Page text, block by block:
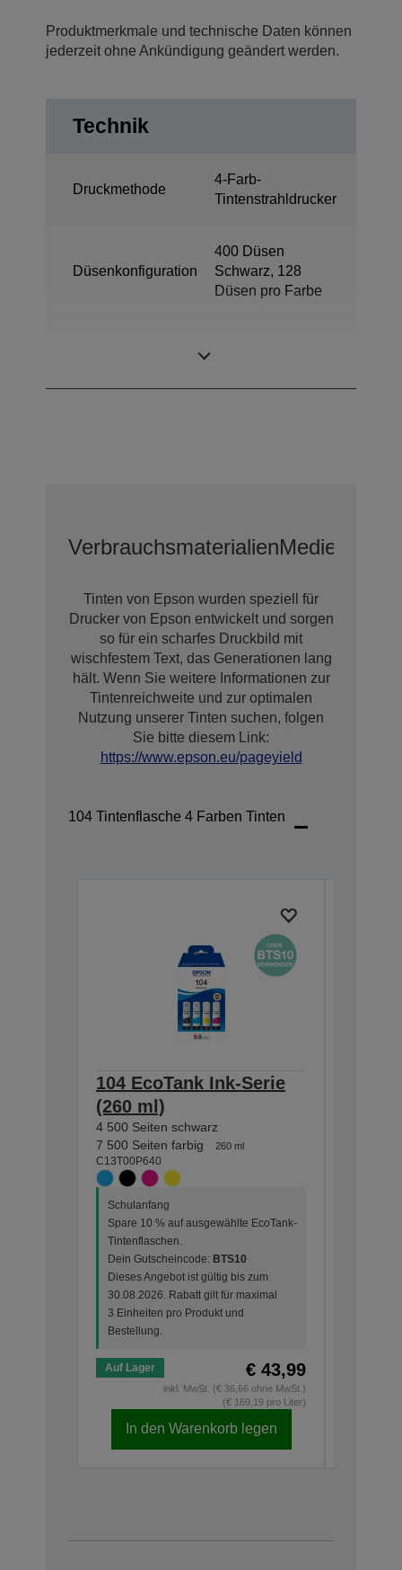
Produktmerkmale und technische Daten können
jederzeit ohne Ankündigung geändert werden.
Technik
Druckmethode
4-Farb-
Tintenstrahldrucker
Düsenkonfiguration
400 Düsen
Schwarz, 128
Düsen pro Farbe
VerbrauchsmaterialienMedien
Tinten von Epson wurden speziell für
Drucker von Epson entwickelt und sorgen
so für ein scharfes Druckbild mit
wischfestem Text, das Generationen lang
hält. Wenn Sie weitere Informationen zur
Tintenreichweite und zur optimalen
Nutzung unserer Tinten suchen, folgen
Sie bitte diesem Link:
https://www.epson.eu/pageyield
104 Tintenflasche 4 Farben Tinten
104 EcoTank Ink-Serie
(260 ml)
4 500 Seiten schwarz
7 500 Seiten farbig
260 ml
C13T00P640
Schulanfang
Spare 10 % auf ausgewählte EcoTank-
Tintenflaschen.
Dein Gutscheincode: BTS10
Dieses Angebot ist gültig bis zum
30.08.2026. Rabatt gilt für maximal
3 Einheiten pro Produkt und
Bestellung.
Auf Lager € 43,99
inkl. MwSt. (€ 36,66 ohne MwSt.)
(€ 169,19 pro Liter)
In den Warenkorb legen